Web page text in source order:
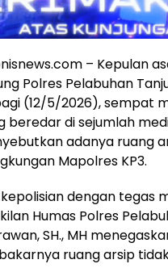
– Kepulan
Polres Pelabuhan
(12/5/2026), sempat
beredar di sejumlah
adanya ruang
Mapolres KP3.
kepolisian dengan
Humas Polres
SH., MH
ruang arsip